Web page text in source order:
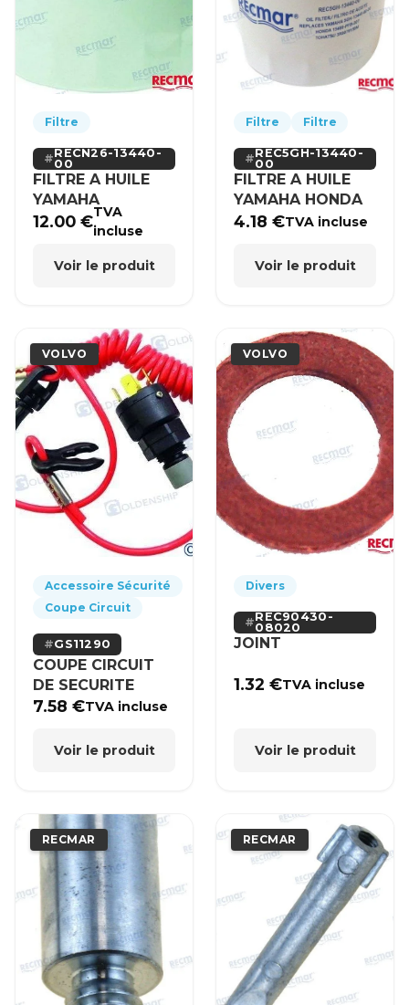
Filtre
RECN26-13440-
00
FILTRE A HUILE
YAMAHA
12.00€TVA
incluse
Voir le produit
Filtre Filtre
REC5GH-13440-
00
FILTRE A HUILE
YAMAHA HONDA
4.18€TVA incluse
Voir le produit
VOLVO
Accessoire Sécurité
Coupe Circuit
GS11290
COUPE CIRCUIT
DE SECURITE
7.58€TVA incluse
Voir le produit
VOLVO
Divers
REC90430-
08020
JOINT
1.32€TVA incluse
Voir le produit
RECMAR RECMAR